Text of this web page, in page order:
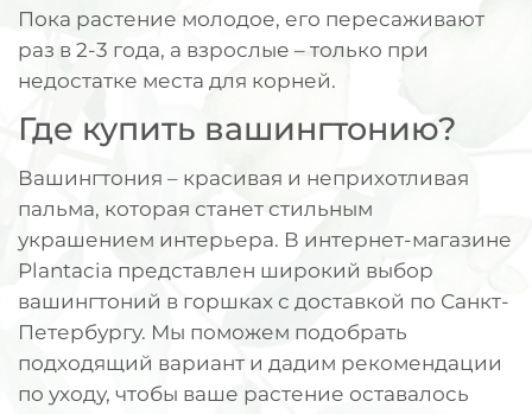
Пока растение молодое, его пересаживают
раз в 2-3 года, а взрослые – только при
недостатке места для корней.
Где купить вашингтонию?
Вашингтония – красивая и неприхотливая
пальма, которая станет стильным
украшением интерьера. В интернет-магазине
Plantacia представлен широкий выбор
вашингтоний в горшках с доставкой по Санкт-
Петербургу. Мы поможем подобрать
подходящий вариант и дадим рекомендации
по уходу, чтобы ваше растение оставалось